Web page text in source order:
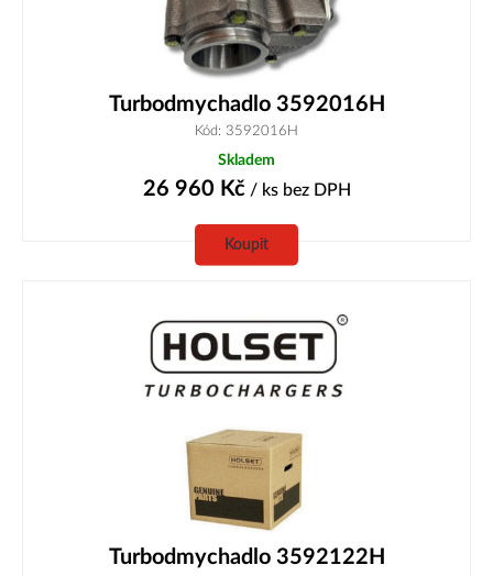
Turbodmychadlo 3592016H
Kód: 3592016H
Skladem
26 960 Kč/ ks bez DPH
Koupit
Turbodmychadlo 3592122H